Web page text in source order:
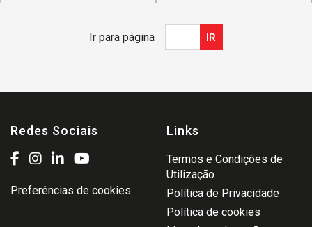
Ir para página IR
Redes Sociais
Preferências de cookies
Links
Termos e Condições de
Utilização
Política de Privacidade
Política de cookies